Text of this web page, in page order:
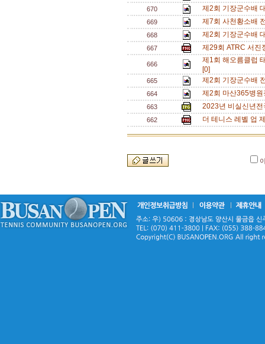
670 제2회 기장군수배
669 제7회 사천황소배
668 제2회 기장군수배
667 제29회 ATRC 서진
666
제1회 해오름클럽
[0]
665 제2회 기장군수배
664 제2회 마산365병
663 2023년 비실신년
662 더 테니스 레벨 업